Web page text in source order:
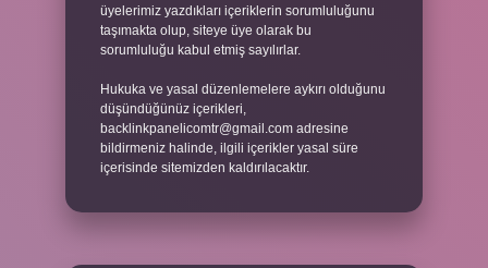
üyelerimiz yazdıkları içeriklerin sorumluluğunu
taşımakta olup, siteye üye olarak bu
sorumluluğu kabul etmiş sayılırlar.
Hukuka ve yasal düzenlemelere aykırı olduğunu
düşündüğünüz içerikleri,
backlinkpanelicomtr@gmail.com adresine
bildirmeniz halinde, ilgili içerikler yasal süre
içerisinde sitemizden kaldırılacaktır.